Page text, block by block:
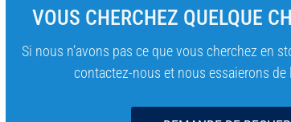
VOUS CHERCHEZ QUELQUE
Si nous n’avons pas ce que vous cherchez en
contactez-nous et nous essaierons